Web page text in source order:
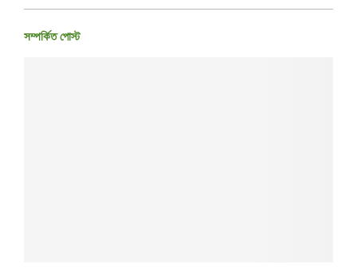
সম্পর্কিত পোস্ট